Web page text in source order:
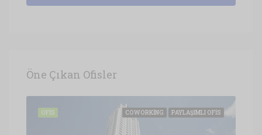
Öne Çıkan Ofisler
COWORKING PAYLAŞIMLI OFIS
OFIS